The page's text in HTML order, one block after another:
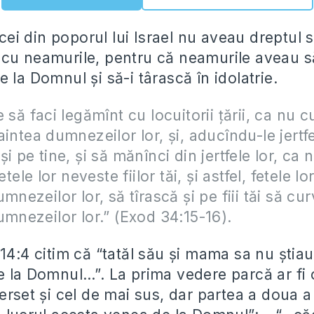
din poporul lui Israel nu aveau dreptul
neamurile, pentru că neamurile aveau
la Domnul și să-i târască în idolatrie.
să faci legămînt cu locuitorii țării, ca nu
dumnezeilor lor, și, aducîndu-le
pe tine, și să mănînci din jertfele lor, ca
lor neveste fiilor tăi, și astfel, fetele
lor, să tîrască și pe fiii tăi să
lor.” (Exod 34:15-16).
citim că “tatăl său și mama sa nu
la Domnul…”. La prima vedere parcă ar fi
și cel de mai sus, dar partea a doua